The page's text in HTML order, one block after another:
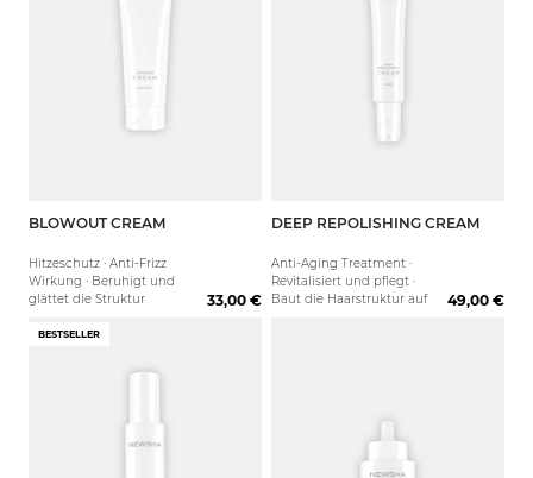
125 ml
BLOWOUT CREAM
Hitzeschutz · Anti-Frizz
Wirkung · Beruhigt und
glättet die Struktur
33,00 €
75 ml
DEEP REPOLISHING CREAM
Anti-Aging Treatment ·
Revitalisiert und pflegt ·
Baut die Haarstruktur auf
49,00 €
BESTSELLER